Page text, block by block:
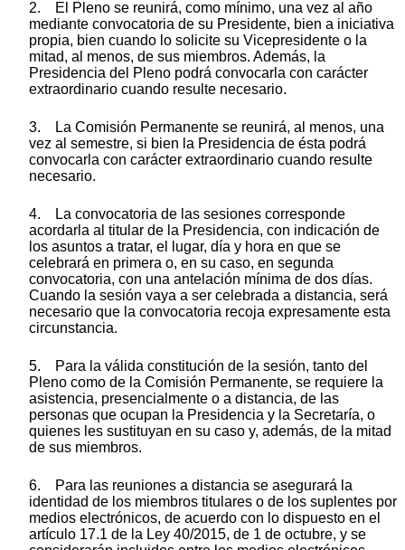
2. El Pleno se reunirá, como mínimo, una vez al año
mediante convocatoria de su Presidente, bien a iniciativa
propia, bien cuando lo solicite su Vicepresidente o la
mitad, al menos, de sus miembros. Además, la
Presidencia del Pleno podrá convocarla con carácter
extraordinario cuando resulte necesario.
3. La Comisión Permanente se reunirá, al menos, una
vez al semestre, si bien la Presidencia de ésta podrá
convocarla con carácter extraordinario cuando resulte
necesario.
4. La convocatoria de las sesiones corresponde
acordarla al titular de la Presidencia, con indicación de
los asuntos a tratar, el lugar, día y hora en que se
celebrará en primera o, en su caso, en segunda
convocatoria, con una antelación mínima de dos días.
Cuando la sesión vaya a ser celebrada a distancia, será
necesario que la convocatoria recoja expresamente esta
circunstancia.
5. Para la válida constitución de la sesión, tanto del
Pleno como de la Comisión Permanente, se requiere la
asistencia, presencialmente o a distancia, de las
personas que ocupan la Presidencia y la Secretaría, o
quienes les sustituyan en su caso y, además, de la mitad
de sus miembros.
6. Para las reuniones a distancia se asegurará la
identidad de los miembros titulares o de los suplentes por
medios electrónicos, de acuerdo con lo dispuesto en el
artículo 17.1 de la Ley 40/2015, de 1 de octubre, y se